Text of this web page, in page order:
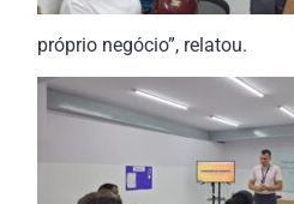
próprio negócio”, relatou.